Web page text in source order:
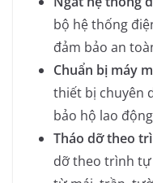
bộ hệ thống
đảm bảo an
Chuẩn bị máy
thiết bị chuyên
bảo hộ lao
Tháo dỡ theo
dỡ theo trình